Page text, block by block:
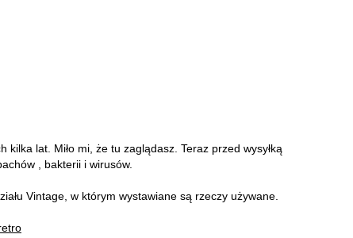
lat. Miło mi, że tu zaglądasz. Teraz przed wysyłką
, bakterii i wirusów.
Vintage, w którym wystawiane są rzeczy używane.